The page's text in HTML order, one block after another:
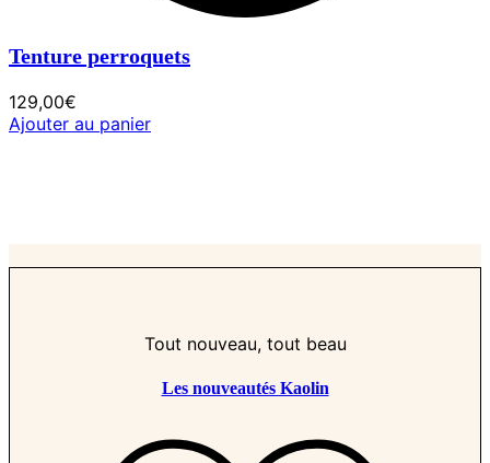
Tenture perroquets
129,00€
Ajouter au panier
Tout nouveau, tout beau
Les nouveautés Kaolin